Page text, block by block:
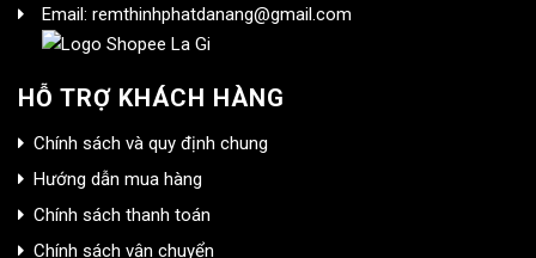
Email: remthinhphatdanang@gmail.com
HỖ TRỢ KHÁCH HÀNG
Chính sách và quy định chung
Hướng dẫn mua hàng
Chính sách thanh toán
Chính sách vận chuyển